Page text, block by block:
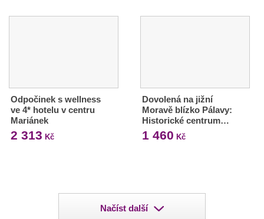
Odpočinek s wellness
ve 4* hotelu v centru
Mariánek
2 313 Kč
Dovolená na jižní
Moravě blízko Pálavy:
Historické centrum…
1 460 Kč
Načíst další